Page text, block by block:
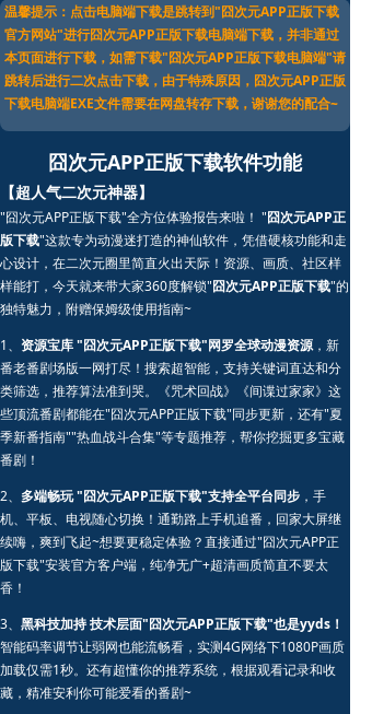
温馨提示：点击电脑端下载是跳转到"囧次元APP正版下载
官方网站"进行囧次元APP正版下载电脑端下载，并非通过
本页面进行下载，如需下载"囧次元APP正版下载电脑端"请
跳转后进行二次点击下载，由于特殊原因，囧次元APP正版
下载电脑端EXE文件需要在网盘转存下载，谢谢您的配合~
囧次元APP正版下载软件功能
【超人气二次元神器】
"囧次元APP正版下载"全方位体验报告来啦！ "囧次元APP正
版下载"这款专为动漫迷打造的神仙软件，凭借硬核功能和走
心设计，在二次元圈里简直火出天际！资源、画质、社区样
样能打，今天就来带大家360度解锁"囧次元APP正版下载"的
独特魅力，附赠保姆级使用指南~
1、 资源宝库 "囧次元APP正版下载"网罗全球动漫资源，新
番老番剧场版一网打尽！搜索超智能，支持关键词直达和分
类筛选，推荐算法准到哭。《咒术回战》《间谍过家家》这
些顶流番剧都能在"囧次元APP正版下载"同步更新，还有"夏
季新番指南""热血战斗合集"等专题推荐，帮你挖掘更多宝藏
番剧！
2、 多端畅玩 "囧次元APP正版下载"支持全平台同步 ，手
机、平板、电视随心切换！通勤路上手机追番，回家大屏继
续嗨，爽到飞起~想要更稳定体验？直接通过"囧次元APP正
版下载"安装官方客户端，纯净无广+超清画质简直不要太
香！
3、 黑科技加持 技术层面"囧次元APP正版下载"也是yyds！
智能码率调节让弱网也能流畅看，实测4G网络下1080P画质
加载仅需1秒。还有超懂你的推荐系统，根据观看记录和收
藏，精准安利你可能爱看的番剧~